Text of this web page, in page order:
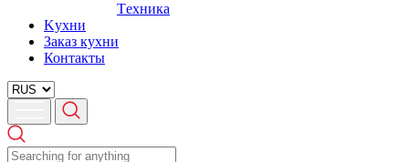
Tехника
Kухни
Заказ кухни
Контакты